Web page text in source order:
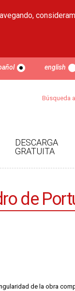
english
Búsqueda
DESCARGA
GRATUITA
de
de la obra